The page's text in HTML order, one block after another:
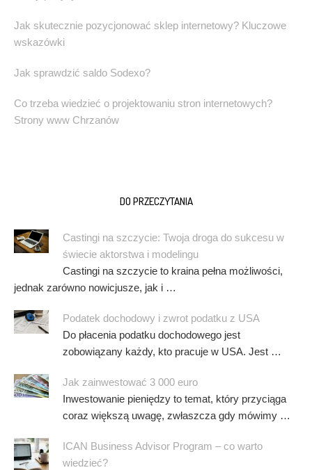
Jak skutecznie pozycjonować sklep internetowy? Kluczowe
wskazówki
Jak sprawdzić saldo Sodexo?
Co trzeba wiedzieć o projektowaniu stron internetowych?
Strony www Chrzanów
DO PRZECZYTANIA
Castingi na szczycie: Twoja droga do sukcesu w
świecie aktorstwa i modelingu
Castingi na szczycie to kraina pełna możliwości,
jednak zarówno nowicjusze, jak i …
Podatek dochodowy i zwrot podatku z USA
Do płacenia podatku dochodowego jest
zobowiązany każdy, kto pracuje w USA. Jest …
Jak zainwestować 3 000 euro
Inwestowanie pieniędzy to temat, który przyciąga
coraz większą uwagę, zwłaszcza gdy mówimy …
ICAN Business Advisor Program – co warto
wiedzieć?